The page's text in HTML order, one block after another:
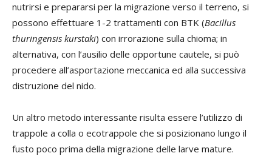
nutrirsi e prepararsi per la migrazione verso il terreno, si
possono effettuare 1-2 trattamenti con BTK (Bacillus
thuringensis kurstaki) con irrorazione sulla chioma; in
alternativa, con l’ausilio delle opportune cautele, si può
procedere all’asportazione meccanica ed alla successiva
distruzione del nido.
Un altro metodo interessante risulta essere l’utilizzo di
trappole a colla o ecotrappole che si posizionano lungo il
fusto poco prima della migrazione delle larve mature.